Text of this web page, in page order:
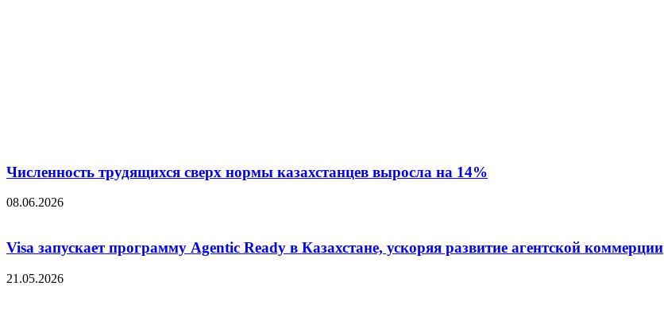
Численность трудящихся сверх нормы казахстанцев выросла на 14%
08.06.2026
Visa запускает программу Agentic Ready в Казахстане, ускоряя развитие агентской коммерции
21.05.2026